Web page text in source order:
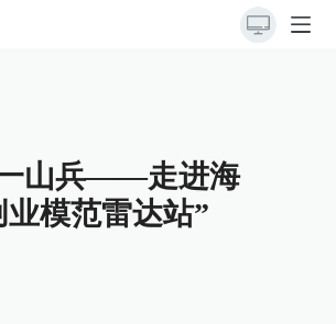
山兵——走进海
模范雷达站”